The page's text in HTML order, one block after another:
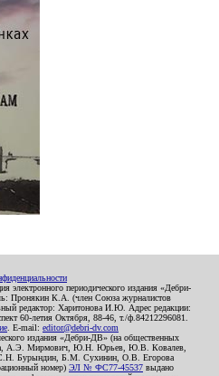
электронного периодического издания «Дебри-
Пронякин К.А. (член Союза журналистов
редактор: Харитонова И.Ю. Адрес редакции:
60-летия Октября, 88-46, т./ф.84212296081.
. E-mail: editor@debri-dv.com
издания «Дебри-ДВ» (на общественных
А.Э. Мирмович, Ю.Н. Юрьев, Ю.В. Ковалев,
Бурындин, Б.М. Сухинин, О.В. Егорова
номер) ЭЛ № ФС77-45537 выдано